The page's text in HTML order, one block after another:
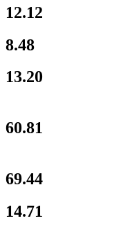
12.12
8.48
13.20
60.81
69.44
14.71